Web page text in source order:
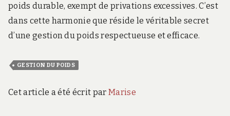
poids durable, exempt de privations excessives. C’est
dans cette harmonie que réside le véritable secret
d’une gestion du poids respectueuse et efficace.
GESTION DU POIDS
Cet article a été écrit par Marise